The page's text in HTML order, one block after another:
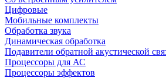
Цифровые
Мобильные комплекты
Обработка звука
Динамическая обработка
Подавители обратной акустической
Процессоры для АС
Процессоры эффектов